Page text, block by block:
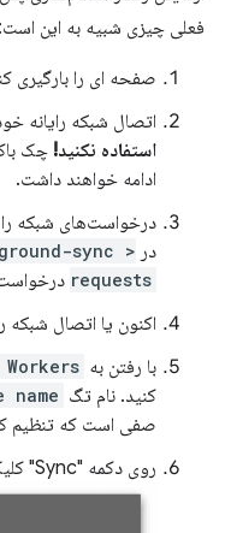
فعلی چیزی شبیه به این است:
صفحه ای را بارگیری
اتصال شبکه رایانه
استفاده نکنید! چک
ادامه خواهند داشت.
درخواست‌های شبکه را
در sync >
requests
اکنون یا اتصال شبکه
با رفتن به
کنید. نام تگ
صفی است که تنظیم
روی دکمه "Sync" کلیک کنید.